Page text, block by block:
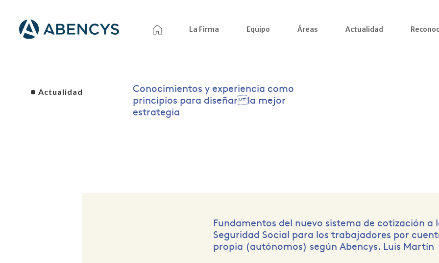
La Firma Equipo Áreas Actualidad
Actualidad
Conocimientos y experiencia como
principios para diseñar la mejor
estrategia
Fundamentos del nuevo sistema de cotización a
Seguridad Social para los trabajadores por
propia (autónomos) según Abencys. Luis Martín